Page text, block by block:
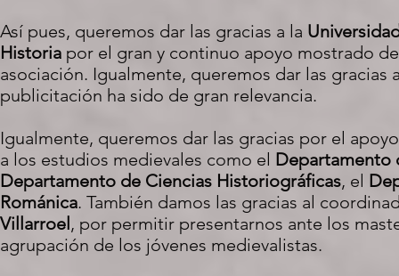
Así pues, queremos dar las gracias a la
Historia por el gran y continuo apoyo mostrado
asociación. Igualmente, queremos dar las gracias
publicitación ha sido de gran relevancia.
Igualmente, queremos dar las gracias por el
a los estudios medievales como el Departamento
Departamento de Ciencias Historiográficas, el
Románica. También damos las gracias al
Villarroel, por permitir presentarnos ante los
agrupación de los jóvenes medievalistas.